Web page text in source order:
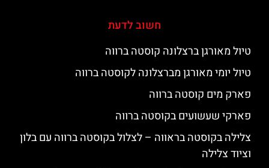
חשוב לדעת
טיול מאורגן ברצלונה קוסטה ברווה
טיול יומי מאורגן מברצלונה לקוסטה ברווה
פארק מים קוסטה ברווה
פארקי שעשועים בקוסטה ברווה
צלילה בקוסטה בראווה – לצלול בקוסטה ברווה עם בלון
וציוד צלילה